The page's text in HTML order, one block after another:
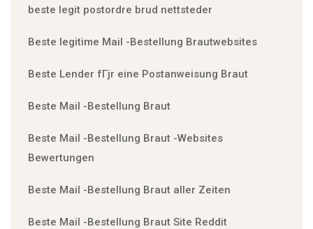
beste legit postordre brud nettsteder
Beste legitime Mail -Bestellung Brautwebsites
Beste Lender fГјr eine Postanweisung Braut
Beste Mail -Bestellung Braut
Beste Mail -Bestellung Braut -Websites
Bewertungen
Beste Mail -Bestellung Braut aller Zeiten
Beste Mail -Bestellung Braut Site Reddit